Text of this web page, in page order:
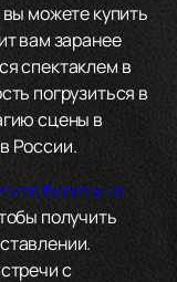
можете купить
вам заранее
спектаклем в
погрузиться в
сцены в
России.
билеты на
получить
с